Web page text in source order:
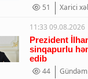
51
Xarici
11:33 09.08.2026
Prezident
sinqapurlu
edib
44
Gündəm